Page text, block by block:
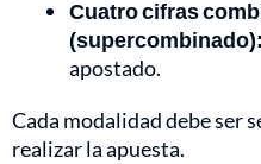
Cuatro cifras
(supercombinado):
apostado.
Cada modalidad debe ser
realizar la apuesta.